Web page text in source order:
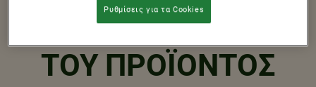
ΧΑΡΑΚΤΗΡΙΣΤΙΚΑ
ΤΟΥ ΠΡΟΪΟΝΤΟΣ
Ρυθμίσεις για τα Cookies